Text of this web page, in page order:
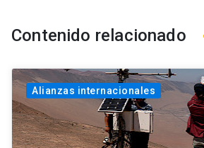
Contenido relacionado
Alianzas internacionales